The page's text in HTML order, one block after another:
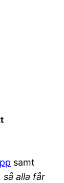
samt
alla får